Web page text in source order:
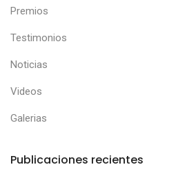
Premios
Testimonios
Noticias
Videos
Galerias
Publicaciones recientes